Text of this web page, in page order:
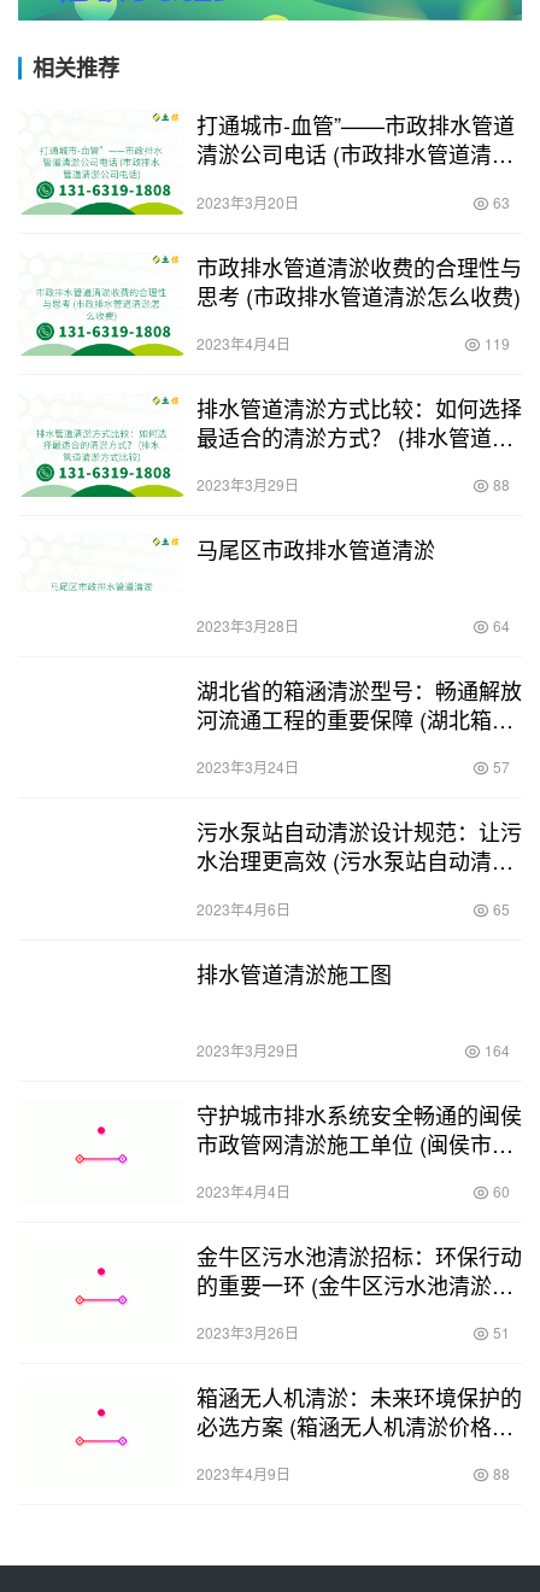
相关推荐
打通城市-血管”——市政排水管道
清淤公司电话 (市政排水管道清淤
2023年3月20日 63
市政排水管道清淤收费的合理性与
思考 (市政排水管道清淤怎么收费)
2023年4月4日 119
排水管道清淤方式比较：如何选择
最适合的清淤方式？ (排水管道清
2023年3月29日 88
马尾区市政排水管道清淤
2023年3月28日 64
湖北省的箱涵清淤型号：畅通解放
河流通工程的重要保障 (湖北箱涵
2023年3月24日 57
污水泵站自动清淤设计规范：让污
水治理更高效 (污水泵站自动清淤
2023年4月6日 65
排水管道清淤施工图
2023年3月29日 164
守护城市排水系统安全畅通的闽侯
市政管网清淤施工单位 (闽侯市政
2023年4月4日 60
金牛区污水池清淤招标：环保行动
的重要一环 (金牛区污水池清淤招
2023年3月26日 51
箱涵无人机清淤：未来环境保护的
必选方案 (箱涵无人机清淤价格供
2023年4月9日 88